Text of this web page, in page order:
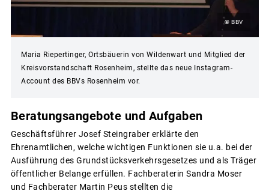
© BBV
Maria Riepertinger, Ortsbäuerin von Wildenwart und Mitglied der
Kreisvorstandschaft Rosenheim, stellte das neue Instagram-
Account des BBVs Rosenheim vor.
Beratungsangebote und Aufgaben
Geschäftsführer Josef Steingraber erklärte den
Ehrenamtlichen, welche wichtigen Funktionen sie u.a. bei der
Ausführung des Grundstücksverkehrsgesetzes und als Träger
öffentlicher Belange erfüllen. Fachberaterin Sandra Moser
und Fachberater Martin Peus stellten die